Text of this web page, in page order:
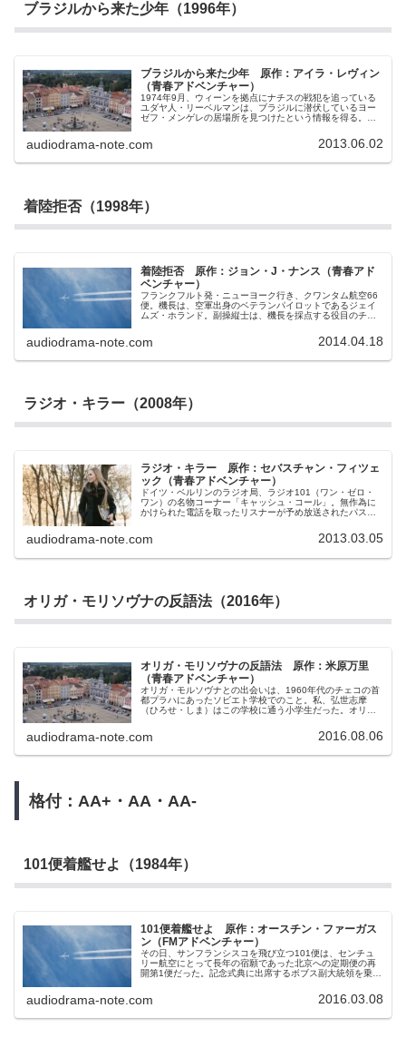
ブラジルから来た少年（1996年）
ブラジルから来た少年 原作：アイラ・レヴィン
（青春アドベンチャー）
1974年9月、ウィーンを拠点にナチスの戦犯を追っている
ユダヤ人・リーベルマンは、ブラジルに潜伏しているヨー
ゼフ・メンゲレの居場所を見つけたという情報を得る。ヨ
アウシュビッツ強制収容所で多くの人体事件を繰り返し
「白い悪魔」と呼ばれた男。もしも逮捕できれば大きな成
で、すぐには信じられない。しかも情報提供者によれば彼
態が発生する。情報提供者が、リーベルマンと電話で話し
ている最中に何事かのトラブルに巻き込まれ、そのまま消
息を絶ってしまったのだ。何かが始まろうとしている。リ
audiodrama-note.com 2013.06.02
着陸拒否（1998年）
着陸拒否 原作：ジョン・J・ナンス（青春アド
ベンチャー）
フランクフルト発・ニューヨーク行き、クワンタム航空66
便。機長は、空軍出身のベテランパイロットであるジェイ
ムズ・ホランド。副操縦士は、機長を採点する役目のチェ
12月22日に離陸したその便は、アメリカ大使ランカスター
というVIPを乗せていたものの、あくまで普通のフライトの
ロンドンのヒースロー空港への緊急着陸を決断せざるを得
たことにより、事態はもはや通常の出来事とは言えなくな
った。そして迎える急病人の死。それは緊急事態の終わり
audiodrama-note.com 2014.04.18
ラジオ・キラー（2008年）
ラジオ・キラー 原作：セバスチャン・フィツェ
ック（青春アドベンチャー）
ドイツ・ベルリンのラジオ局、ラジオ101（ワン・ゼロ・
ワン）の名物コーナー「キャッシュ・コール」。無作為に
かけられた電話を取ったリスナーが予め放送されたパスワ
だ。しかし、スタジオ見学に来た松葉杖の男が、番組中に
突然人質を取りラジオ101に立てこもってしまったことに
身のルールにより「キャッシュ・コール」を再開したの
いる誰かを射殺します。101をお聞きの皆様に最悪の悪夢
をお届けします。」この犯人と交渉に当たるのはドイツ警
察・特別出動隊SWATの交渉人イーラ。イーラは娘を自殺
させてしまった自責の念からその日、自らも死のうとして
もできない展開を迎える。
audiodrama-note.com 2013.03.05
オリガ・モリソヴナの反語法（2016年）
オリガ・モリソヴナの反語法 原作：米原万里
（青春アドベンチャー）
オリガ・モルソヴナとの出会いは、1960年代のチェコの首
都プラハにあったソビエト学校でのこと。私、弘世志摩
（ひろせ・しま）はこの学校に通う小学生だった。オリガ
判だった。しかしそれ以上に彼女を有名にしていたのは、
ただでさえ罵り言葉の宝庫と言われるロシア語を駆使し、
な表現方法は反語法。彼女にかかると「美の極致！」とい
た私はモスクワへと飛ぶ。永年の疑問だったオリガの過去
を知るために。そこで待っていたのは、悲劇の現代史を生
audiodrama-note.com 2016.08.06
格付：AA+・AA・AA-
101便着艦せよ（1984年）
101便着艦せよ 原作：オースチン・ファーガス
ン（FMアドベンチャー）
その日、サンフランシスコを飛び立つ101便は、センチュ
リー航空にとって長年の宿願であった北京への定期便の再
開第1便だった。記念式典に出席するボブス副大統領を乗せ
ンチュリー航空はこの101便の運航に、同社切ってのベテ
ランパイロットであるビーミッシュ機長を始めとする3人の
の体制を敷いた。しかし、機関士のタッド・エリオットに
audiodrama-note.com 2016.03.08